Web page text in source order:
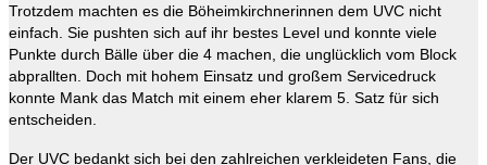
Trotzdem machten es die Böheimkirchnerinnen dem UVC nicht
einfach. Sie pushten sich auf ihr bestes Level und konnte viele
Punkte durch Bälle über die 4 machen, die unglücklich vom Block
abprallten. Doch mit hohem Einsatz und großem Servicedruck
konnte Mank das Match mit einem eher klarem 5. Satz für sich
entscheiden.
Der UVC bedankt sich bei den zahlreichen verkleideten Fans, die